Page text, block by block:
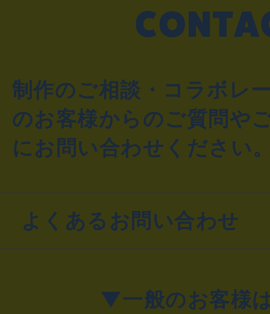
制作のご相談・コラボレ
のお客様からのご質問や
にお問い合わせください
よくあるお問い合わせ
▼一般のお客様